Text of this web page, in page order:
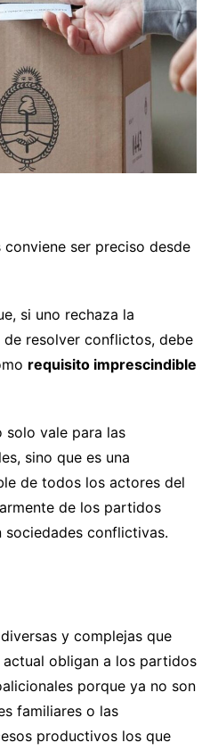
ser preciso desde
si uno rechaza la
resolver conflictos, debe
requisito imprescindible
solo vale para las
sino que es una
de todos los actores del
de los partidos
conflictivas.
y complejas que
obligan a los partidos
porque ya no son
familiares o las
productivos los que